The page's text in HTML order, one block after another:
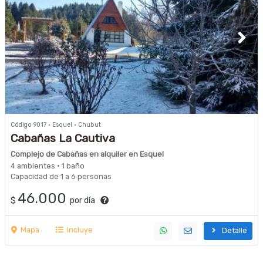
Código 9017 · Esquel · Chubut
Cabañas La Cautiva
Complejo de Cabañas en alquiler en Esquel
4 ambientes · 1 baño
Capacidad de 1 a 6 personas
$ 46.000 por día
Mapa Incluye Detalle